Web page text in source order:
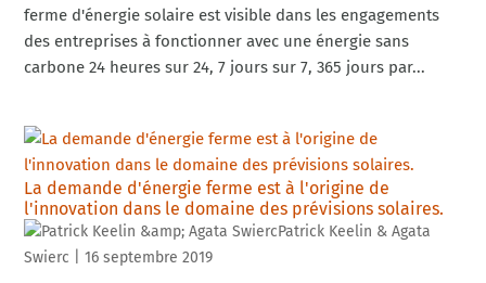
ferme d'énergie solaire est visible dans les engagements
des entreprises à fonctionner avec une énergie sans
carbone 24 heures sur 24, 7 jours sur 7, 365 jours par...
La demande d'énergie ferme est à l'origine de
l'innovation dans le domaine des prévisions solaires.
Patrick Keelin & Agata
Swierc |16 septembre 2019